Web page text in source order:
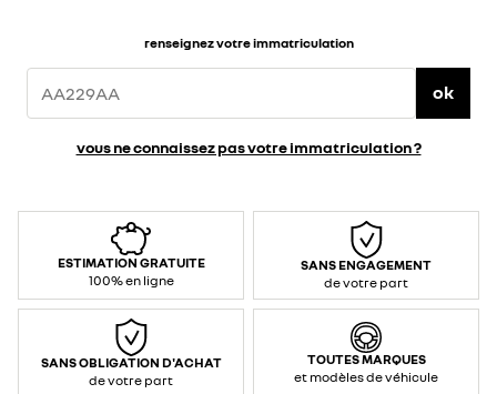
renseignez votre immatriculation
ok
vous ne connaissez pas votre immatriculation ?
ESTIMATION GRATUITE
100% en ligne
SANS ENGAGEMENT
de votre part
SANS OBLIGATION D'ACHAT
de votre part
TOUTES MARQUES
et modèles de véhicule